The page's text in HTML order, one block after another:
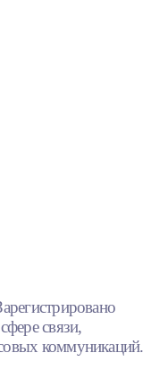
связи,
коммуникаций.